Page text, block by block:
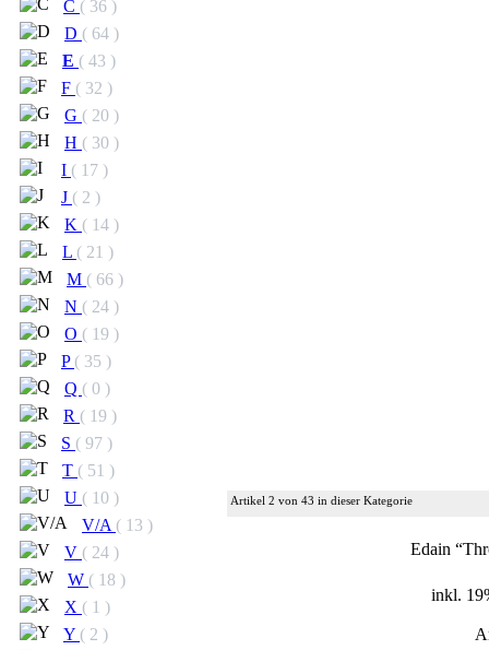
C ( 36 )
D ( 64 )
E ( 43 )
F ( 32 )
G ( 20 )
H ( 30 )
I ( 17 )
J ( 2 )
K ( 14 )
L ( 21 )
M ( 66 )
N ( 24 )
O ( 19 )
P ( 35 )
Q ( 0 )
R ( 19 )
S ( 97 )
T ( 51 )
U ( 10 )
V/A ( 13 )
V ( 24 )
W ( 18 )
X ( 1 )
Y ( 2 )
Artikel 2 von 43 in dieser Kategorie
Edain
inkl.